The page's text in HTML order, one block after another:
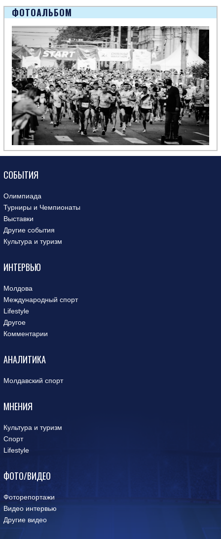
ФОТОАЛЬБОМ
СОБЫТИЯ
Олимпиада
Турниры и Чемпионаты
Выставки
Другие события
Культура и туризм
ИНТЕРВЬЮ
Молдова
Международный спорт
Lifestyle
Другое
Комментарии
АНАЛИТИКА
Молдавский спорт
МНЕНИЯ
Культура и туризм
Спорт
Lifestyle
ФОТО/ВИДЕО
Фоторепортажи
Видео интервью
Другие видео